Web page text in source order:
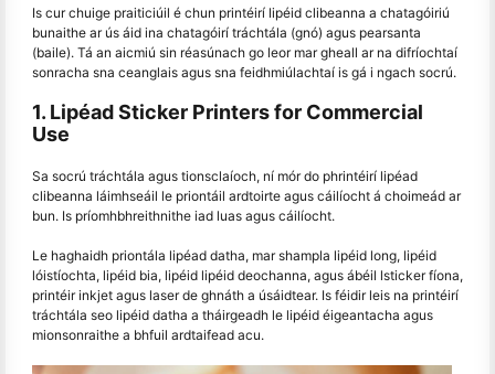
Is cur chuige praiticiúil é chun printéirí lipéid clibeanna a chatagóiriú
bunaithe ar ús áid ina chatagóirí tráchtála (gnó) agus pearsanta
(baile). Tá an aicmiú sin réasúnach go leor mar gheall ar na difríochtaí
sonracha sna ceanglais agus sna feidhmiúlachtaí is gá i ngach socrú.
1. Lipéad Sticker Printers for Commercial
Use
Sa socrú tráchtála agus tionsclaíoch, ní mór do phrintéirí lipéad
clibeanna láimhseáil le priontáil ardtoirte agus cáilíocht á choimeád ar
bun. Is príomhbhreithnithe iad luas agus cáilíocht.
Le haghaidh priontála lipéad datha, mar shampla lipéid long, lipéid
lóistíochta, lipéid bia, lipéid lipéid deochanna, agus ábéil lsticker fíona,
printéir inkjet agus laser de ghnáth a úsáidtear. Is féidir leis na printéirí
tráchtála seo lipéid datha a tháirgeadh le lipéid éigeantacha agus
mionsonraithe a bhfuil ardtaifead acu.